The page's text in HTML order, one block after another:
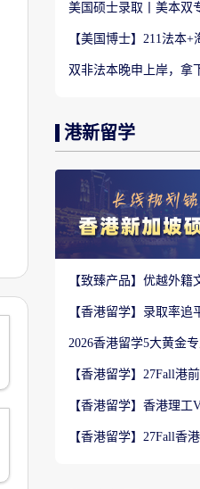
美国硕士录取丨美本双
【美国博士】211法本
双非法本晚申上岸，拿
港新留学
【致臻产品】优越外
【香港留学】录取率
2026香港留学5大黄金
【香港留学】27Fall港
【香港留学】香港理工
【香港留学】27Fall香